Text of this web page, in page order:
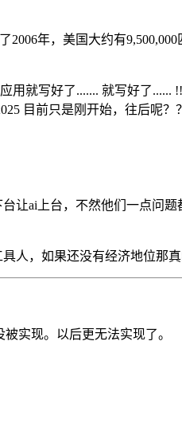
年，美国大约有
用就写好了....... 就写好了
目前只是刚开始，往后呢？
让ai上台，不然他们一点问
人，如果还没有经济地位那真
实现。以后更无法实现了。